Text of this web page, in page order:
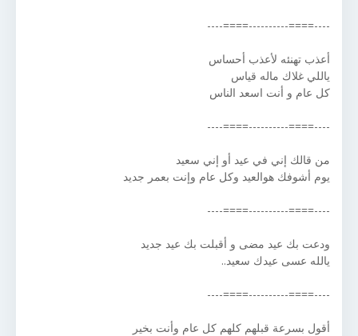
----====----------====----
أعذب تهنئه لأعذب أحساس
ياللي غلاك ماله قياس
كل عام و أنت اسعد الناس
----====----------====----
من قالك إني في عيد أو إني سعيد
يوم أشوفك هوالعيد وكل عام وإنت بعمر جديد
----====----------====----
ودعت بك عيد مضى و أقبلت بك عيد جديد
يالله عسى عيدك سعيد..
----====----------====----
أقول بسرعة قبلهم كلهم كل عام وأنت بخير